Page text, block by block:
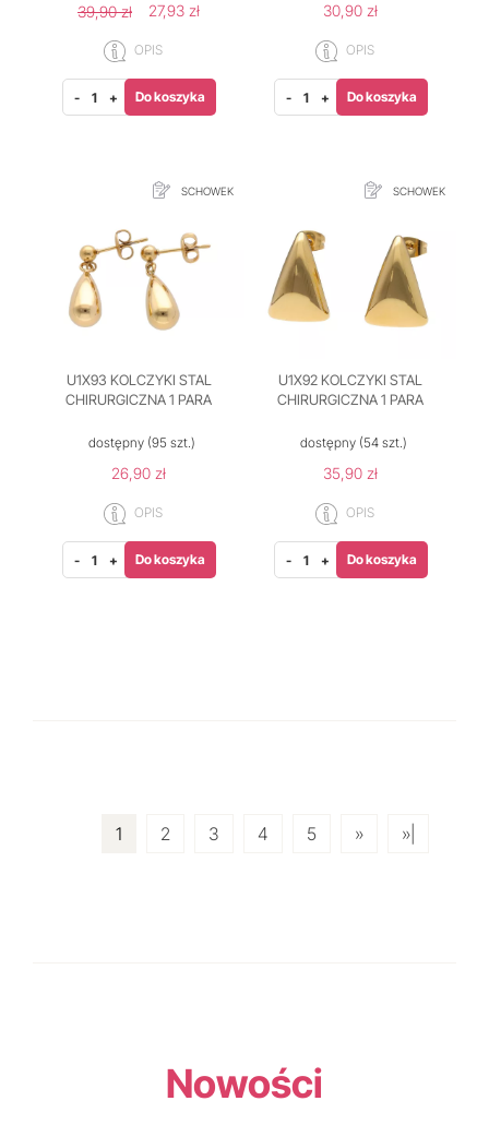
39,90 zł 27,93 zł
OPIS
- + Do koszyka
30,90 zł
OPIS
- + Do koszyka
SCHOWEK
U1X93 KOLCZYKI STAL
CHIRURGICZNA 1 PARA
dostępny(95 szt.)
26,90 zł
OPIS
- + Do koszyka
SCHOWEK
U1X92 KOLCZYKI STAL
CHIRURGICZNA 1 PARA
dostępny(54 szt.)
35,90 zł
OPIS
- + Do koszyka
1 2 3 4 5 » »|
Nowości